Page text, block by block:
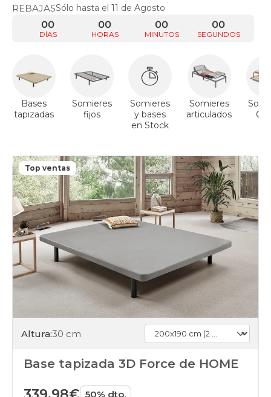
REBAJASSólo hasta el 11 de Agosto
DÍAS
00
HORAS
00
MINUTOS
00
SEGUNDOS
00
Bases
tapizadas
Somieres
fijos
Somieres
y bases
en Stock
Somieres
articulados
Top ventas
Altura:30 cm
Base tapizada 3D Force de HOME
50% dto.